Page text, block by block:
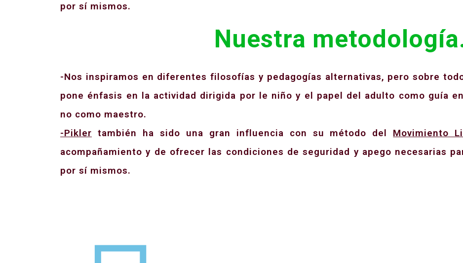
por sí mismos.
Nuestra
-Nos inspiramos en diferentes filosofías y pedagogías alternativas, pero sobre
pone énfasis en la actividad dirigida por le niño y el papel del adulto como guía
no como maestro.
-Pikler también ha sido una gran influencia con su método del Movimiento
acompañamiento y de ofrecer las condiciones de seguridad y apego necesarias
por sí mismos.